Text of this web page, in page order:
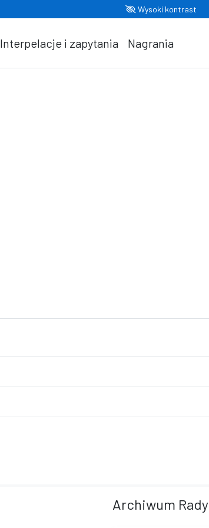
Wysoki kontrast
Interpelacje i zapytania Nagrania
Archiwum Rady